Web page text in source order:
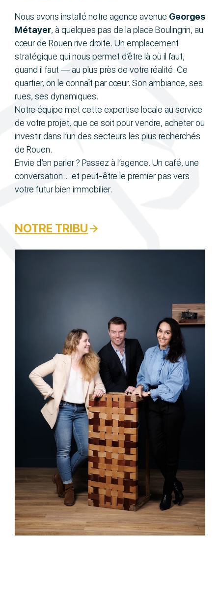
Nous avons installé notre agence avenue Georges
Métayer, à quelques pas de la place Boulingrin, au
cœur de Rouen rive droite. Un emplacement
stratégique qui nous permet d’être là où il faut,
quand il faut — au plus près de votre réalité. Ce
quartier, on le connaît par cœur. Son ambiance, ses
rues, ses dynamiques.
Notre équipe met cette expertise locale au service
de votre projet, que ce soit pour vendre, acheter ou
investir dans l’un des secteurs les plus recherchés
de Rouen.
Envie d’en parler ? Passez à l’agence. Un café, une
conversation… et peut-être le premier pas vers
votre futur bien immobilier.
NOTRE TRIBU